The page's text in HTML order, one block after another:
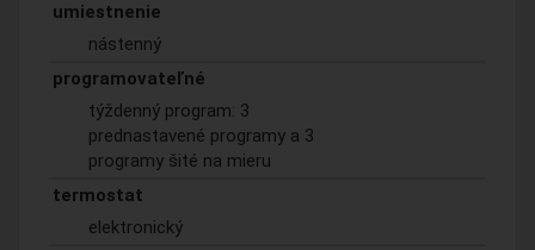
umiestnenie
nástenný
programovateľné
týždenný program: 3
prednastavené programy a 3
programy šité na mieru
termostat
elektronický